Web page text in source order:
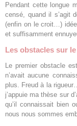
Pendant cette longue
censé, quand il s’agit
(enfin on le croit…)
et suffisamment
Les obstacles sur
Le premier obstacle
n’avait aucune
plus. Freud à la
j’appuie ma thèse sur
qu’il connaissait bien
nous nous sommes